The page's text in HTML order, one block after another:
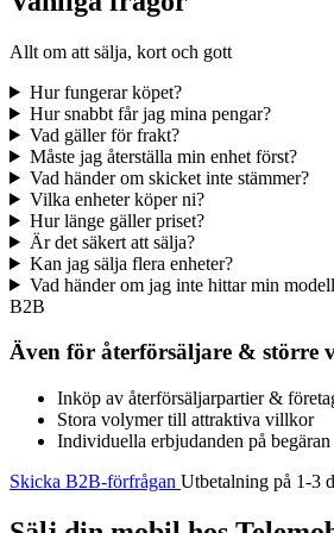
Allt om att sälja, kort och gott
Hur fungerar köpet?
Hur snabbt får jag mina pengar?
Vad gäller för frakt?
Måste jag återställa min enhet först?
Vad händer om skicket inte stämmer?
Vilka enheter köper ni?
Hur länge gäller priset?
Är det säkert att sälja?
Kan jag sälja flera enheter?
Vad händer om jag inte hittar min
B2B
Även för återförsäljare & större
Inköp av återförsäljarpartier &
Stora volymer till attraktiva villkor
Individuella erbjudanden på begäran
Skicka B2B-förfrågan Utbetalning på 1-3